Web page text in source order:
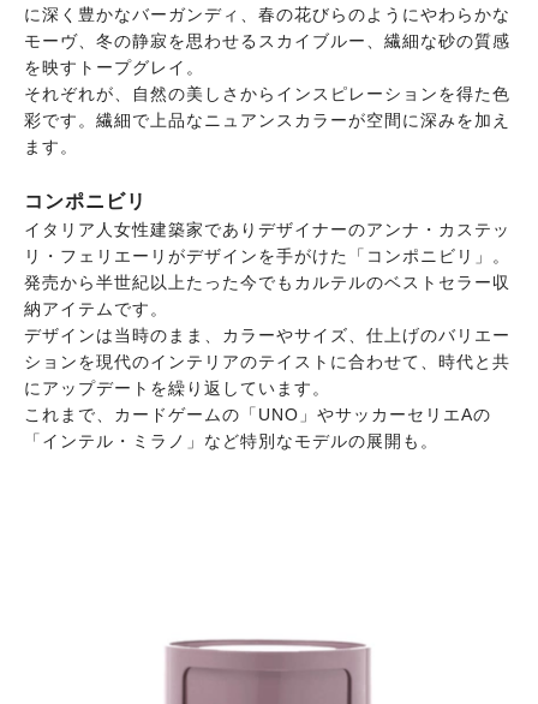
に深く豊かなバーガンディ、春の花びらのようにやわらかな
モーヴ、冬の静寂を思わせるスカイブルー、繊細な砂の質感
を映すトープグレイ。
それぞれが、自然の美しさからインスピレーションを得た色
彩です。繊細で上品なニュアンスカラーが空間に深みを加え
ます。
コンポニビリ
イタリア人女性建築家でありデザイナーのアンナ・カステッ
リ・フェリエーリがデザインを手がけた「コンポニビリ」。
発売から半世紀以上たった今でもカルテルのベストセラー収
納アイテムです。
デザインは当時のまま、カラーやサイズ、仕上げのバリエー
ションを現代のインテリアのテイストに合わせて、時代と共
にアップデートを繰り返しています。
これまで、カードゲームの「UNO」やサッカーセリエAの
「インテル・ミラノ」など特別なモデルの展開も。